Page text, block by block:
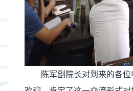
陈军副院长对到来的各位